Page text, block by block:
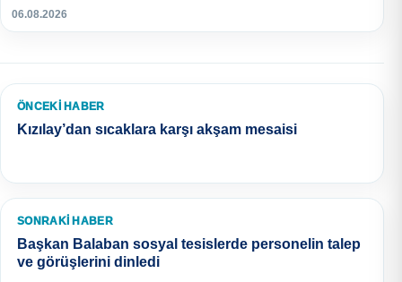
06.08.2026
ÖNCEKI HABER
Kızılay’dan sıcaklara karşı akşam mesaisi
SONRAKI HABER
Başkan Balaban sosyal tesislerde personelin talep
ve görüşlerini dinledi